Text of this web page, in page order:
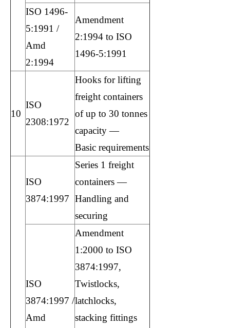
ISO 1496-
5:1991 /
Amd
2:1994
Amendment
2:1994 to ISO
1496-5:1991
10
ISO
2308:1972
Hooks for lifting
freight containers
of up to 30 tonnes
capacity —
Basic requirements
ISO
3874:1997
Series 1 freight
containers —
Handling and
securing
ISO
3874:1997 /
Amd
Amendment
1:2000 to ISO
3874:1997,
Twistlocks,
latchlocks,
stacking fittings